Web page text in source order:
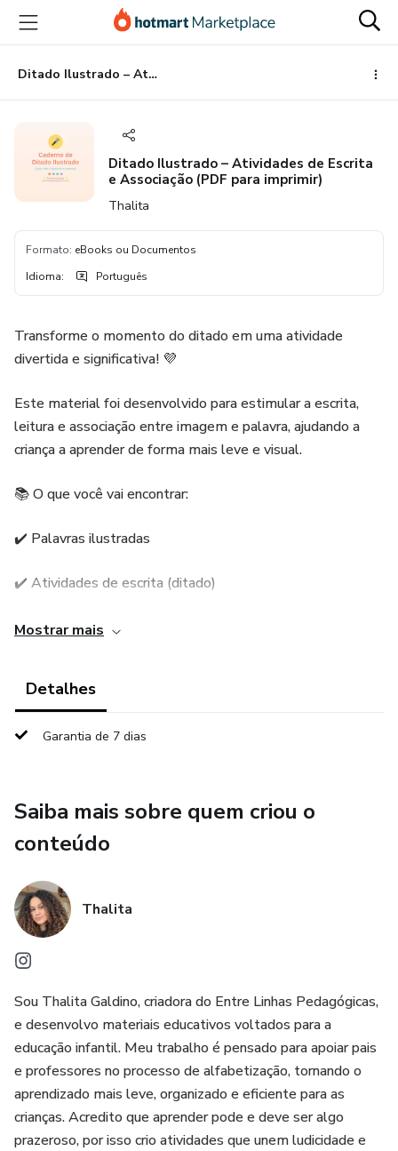
para
conteúdo
principal
para
pagamento
para
rodapé
Ditado Ilustrado – Atividades de Escrita e Associação (PDF para imprimir)
Ditado Ilustrado – Atividades de Escrita
e Associação (PDF para imprimir)
Thalita
Formato: eBooks ou Documentos
Idioma: Português
Transforme o momento do ditado em uma atividade
divertida e significativa! 💜
Este material foi desenvolvido para estimular a escrita,
leitura e associação entre imagem e palavra, ajudando a
criança a aprender de forma mais leve e visual.
📚 O que você vai encontrar:
✔️ Palavras ilustradas
✔️ Atividades de escrita (ditado)
✔️ Associação entre imagem e palavra
✔️ Exercícios simples e lúdicos
✔️ Certificado de conclusão
Mostrar mais
Detalhes
Garantia de 7 dias
Saiba mais sobre quem criou o
conteúdo
Thalita
Sou Thalita Galdino, criadora do Entre Linhas Pedagógicas,
e desenvolvo materiais educativos voltados para a
educação infantil. Meu trabalho é pensado para apoiar pais
e professores no processo de alfabetização, tornando o
aprendizado mais leve, organizado e eficiente para as
crianças. Acredito que aprender pode e deve ser algo
prazeroso, por isso crio atividades que unem ludicidade e